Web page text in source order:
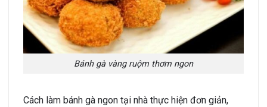
Bánh gà vàng ruộm thơm ngon
Cách làm bánh gà ngon tại nhà thực hiện đơn giản,